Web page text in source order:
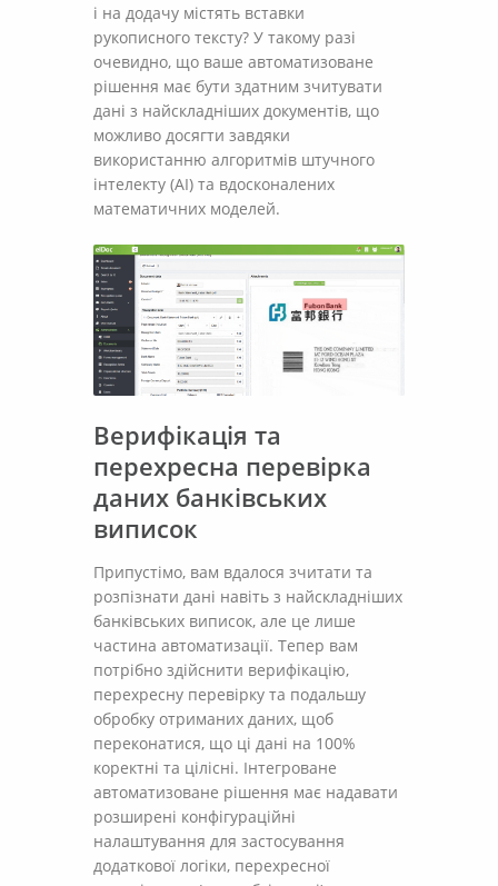
і на додачу містять вставки
рукописного тексту? У такому разі
очевидно, що ваше автоматизоване
рішення має бути здатним зчитувати
дані з найскладніших документів, що
можливо досягти завдяки
використанню алгоритмів штучного
інтелекту (AI) та вдосконалених
математичних моделей.
Верифікація та
перехресна перевірка
даних банківських
виписок
Припустімо, вам вдалося зчитати та
розпізнати дані навіть з найскладніших
банківських виписок, але це лише
частина автоматизації. Тепер вам
потрібно здійснити верифікацію,
перехресну перевірку та подальшу
обробку отриманих даних, щоб
переконатися, що ці дані на 100%
коректні та цілісні. Інтегроване
автоматизоване рішення має надавати
розширені конфігураційні
налаштування для застосування
додаткової логіки, перехресної